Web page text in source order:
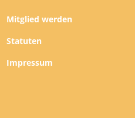
Mitglied werden
Statuten
Impressum